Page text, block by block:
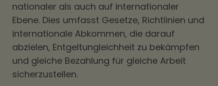
nationaler als auch auf internationaler
Ebene. Dies umfasst Gesetze, Richtlinien und
internationale Abkommen, die darauf
abzielen, Entgeltungleichheit zu bekämpfen
und gleiche Bezahlung für gleiche Arbeit
sicherzustellen.